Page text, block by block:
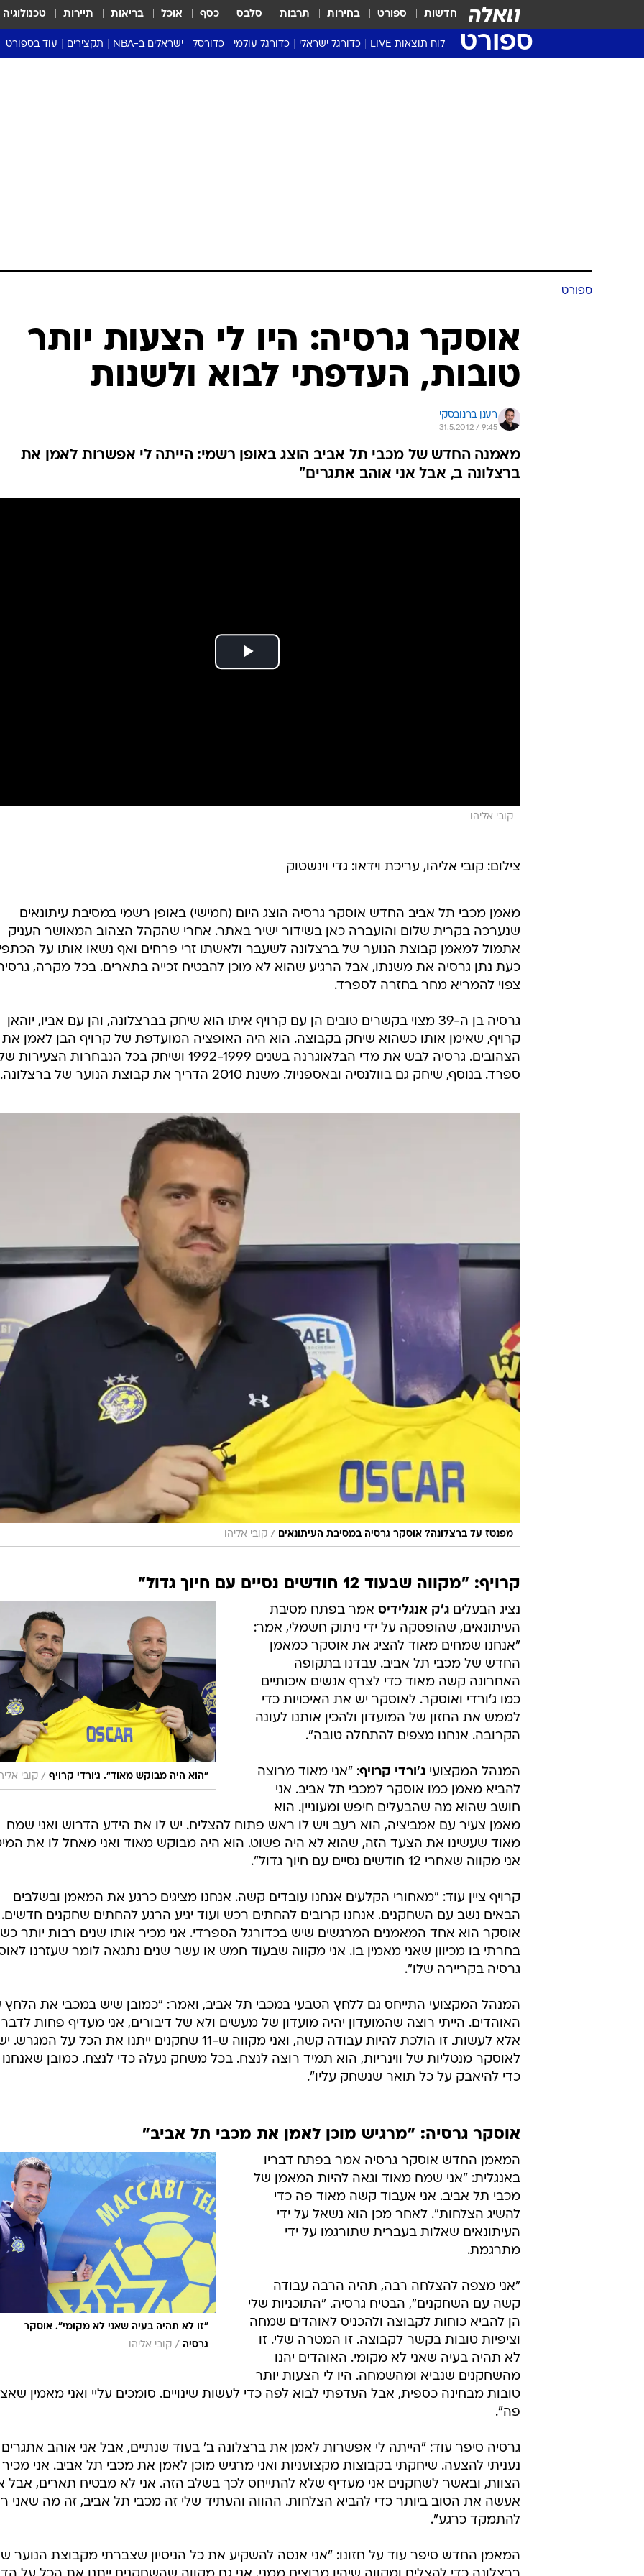
חדשות ספורט בחירות תרבות סלבס כסף אוכל בריאות תיירות טכנולוגיה
ספורט לוח תוצאות LIVE כדורגל ישראלי כדורגל עולמי כדורסל ישראלים ב-NBA תקצירים עוד בספורט
ענפים נוספים
לוח שידורים
ספורט
אוסקר גרסיה: היו לי הצעות יותר
טובות, העדפתי לבוא ולשנות
רענן ברנובסקי
31.5.2012 / 9:45
מאמנה החדש של מכבי תל אביב הוצג באופן רשמי: הייתה לי אפשרות לאמן את
ברצלונה ב, אבל אני אוהב אתגרים"
קובי אליהו
צילום: קובי אליהו, עריכת וידאו: גדי וינשטוק
מאמן מכבי תל אביב החדש אוסקר גרסיה הוצג היום (חמישי) באופן רשמי במסיבת עיתונאים
שנערכה בקרית שלום והועברה כאן בשידור ישיר באתר. אחרי שהקהל הצהוב המאושר העניק
אתמול למאמן קבוצת הנוער של ברצלונה לשעבר ולאשתו זרי פרחים ואף נשאו אותו על
כעת נתן גרסיה את משנתו, אבל הרגיע שהוא לא מוכן להבטיח זכייה בתארים. בכל מקרה,
צפוי להמריא מחר בחזרה לספרד.
גרסיה בן ה-39 מצוי בקשרים טובים הן עם קרויף איתו הוא שיחק בברצלונה, והן עם אביו, יוהאן
קרויף, שאימן אותו כשהוא שיחק בקבוצה. הוא היה האופציה המועדפת של קרויף הבן לאמן את
הצהובים. גרסיה לבש את מדי הבלאוגרנה בשנים 1992-1999 ושיחק בכל הנבחרות הצעירות
ספרד. בנוסף, שיחק גם בוולנסיה ובאספניול. משנת 2010 הדריך את קבוצת הנוער של ברצלונה.
מפנטז על ברצלונה? אוסקר גרסיה במסיבת העיתונאים / קובי אליהו
קרויף: "מקווה שבעוד 12 חודשים נסיים עם חיוך גדול"
"הוא היה מבוקש מאוד". ג'ורדי קרויף / קובי
נציג הבעלים ג'ק אנגלידיס אמר בפתח מסיבת
העיתונאים, שהופסקה על ידי ניתוק חשמלי, אמר:
"אנחנו שמחים מאוד להציג את אוסקר כמאמן
החדש של מכבי תל אביב. עבדנו בתקופה
האחרונה קשה מאוד כדי לצרף אנשים איכותיים
כמו ג'ורדי ואוסקר. לאוסקר יש את האיכויות כדי
לממש את החזון של המועדון ולהכין אותנו לעונה
הקרובה. אנחנו מצפים להתחלה טובה".
המנהל המקצועי ג'ורדי קרויף: "אני מאוד מרוצה
להביא מאמן כמו אוסקר למכבי תל אביב. אני
חושב שהוא מה שהבעלים חיפש ומעוניין. הוא
מאמן צעיר עם אמביציה, הוא רעב ויש לו ראש פתוח להצליח. יש לו את הידע הדרוש ואני שמח
מאוד שעשינו את הצעד הזה, שהוא לא היה פשוט. הוא היה מבוקש מאוד ואני מאחל לו את
אני מקווה שאחרי 12 חודשים נסיים עם חיוך גדול".
קרויף ציין עוד: "מאחורי הקלעים אנחנו עובדים קשה. אנחנו מציגים כרגע את המאמן ובשלבים
הבאים נשב עם השחקנים. אנחנו קרובים להחתים רכש ועוד יגיע הרגע להחתים שחקנים חדשים.
אוסקר הוא אחד המאמנים המרגשים שיש בכדורגל הספרדי. אני מכיר אותו שנים רבות יותר
בחרתי בו מכיוון שאני מאמין בו. אני מקווה שבעוד חמש או עשר שנים נתגאה לומר שעזרנו
גרסיה בקריירה שלו".
המנהל המקצועי התייחס גם ללחץ הטבעי במכבי תל אביב, ואמר: "כמובן שיש במכבי את
האוהדים. הייתי רוצה שהמועדון יהיה מועדון של מעשים ולא של דיבורים, אני מעדיף פחות לדבר
אלא לעשות. זו הולכת להיות עבודה קשה, ואני מקווה ש-11 שחקנים ייתנו את הכל על המגרש.
לאוסקר מנטליות של ווינריות, הוא תמיד רוצה לנצח. בכל משחק נעלה כדי לנצח. כמובן
כדי להיאבק על כל תואר שנשחק עליו".
אוסקר גרסיה: "מרגיש מוכן לאמן את מכבי תל אביב"
"זו לא תהיה בעיה שאני לא מקומי". אוסקר
גרסיה / קובי אליהו
המאמן החדש אוסקר גרסיה אמר בפתח דבריו
באנגלית: "אני שמח מאוד וגאה להיות המאמן של
מכבי תל אביב. אני אעבוד קשה מאוד פה כדי
להשיג הצלחות". לאחר מכן הוא נשאל על ידי
העיתונאים שאלות בעברית שתורגמו על ידי
מתרגמת.
"אני מצפה להצלחה רבה, תהיה הרבה עבודה
קשה עם השחקנים", הבטיח גרסיה. "התוכניות שלי
הן להביא כוחות לקבוצה ולהכניס לאוהדים שמחה
וציפיות טובות בקשר לקבוצה. זו המטרה שלי. זו
לא תהיה בעיה שאני לא מקומי. האוהדים יהנו
מהשחקנים שנביא ומהשמחה. היו לי הצעות יותר
טובות מבחינה כספית, אבל העדפתי לבוא לפה כדי לעשות שינויים. סומכים עליי ואני מאמין
פה".
גרסיה סיפר עוד: "הייתה לי אפשרות לאמן את ברצלונה ב' בעוד שנתיים, אבל אני אוהב אתגרים
נעניתי להצעה. שיחקתי בקבוצות מקצועניות ואני מרגיש מוכן לאמן את מכבי תל אביב. אני
הצוות, ובאשר לשחקנים אני מעדיף שלא להתייחס לכך בשלב הזה. אני לא מבטיח תארים, אבל
אעשה את הטוב ביותר כדי להביא הצלחות. ההווה והעתיד שלי זה מכבי תל אביב, זה מה שאני
להתמקד כרגע".
המאמן החדש סיפר עוד על חזונו: "אני אנסה להשקיע את כל הניסיון שצברתי מקבוצת הנוער